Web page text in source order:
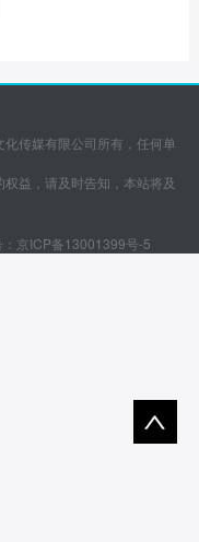
传媒有限公司所有，任何单
益，请及时告知，本站将及
京ICP备13001399号-5